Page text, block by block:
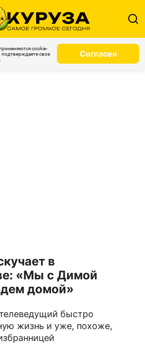
cookie-
подтверждаете свое
Согласен
в
«Мы с Димой
домой»
быстро
жизнь и уже, похоже,